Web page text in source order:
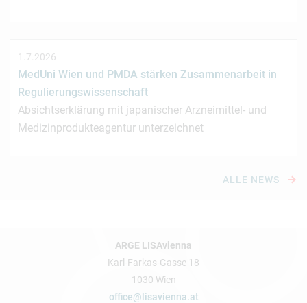
1.7.2026
MedUni Wien und PMDA stärken Zusammenarbeit in
Regulierungswissenschaft
Absichtserklärung mit japanischer Arzneimittel- und
Medizinprodukteagentur unterzeichnet
ALLE NEWS
ARGE LISAvienna
Karl-Farkas-Gasse 18
1030 Wien
office@lisavienna.at